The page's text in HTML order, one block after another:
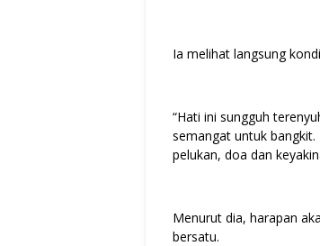
Ia melihat langsung
“Hati ini sungguh
semangat untuk
pelukan, doa dan
Menurut dia, harapan
bersatu.